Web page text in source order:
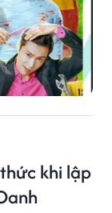
khi lập